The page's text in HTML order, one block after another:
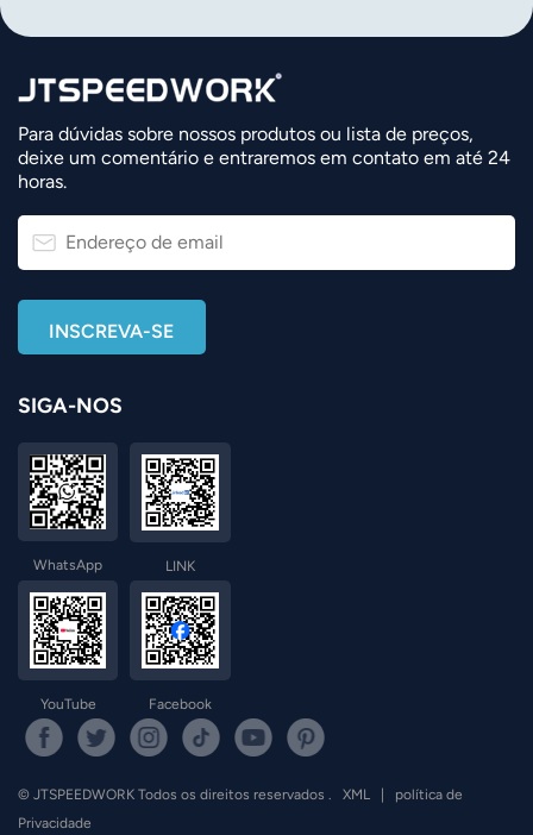
Para dúvidas sobre nossos produtos ou lista de preços,
deixe um comentário e entraremos em contato em até 24
horas.
SIGA-NOS
WhatsApp LINK
YouTube Facebook
© JTSPEEDWORK Todos os direitos reservados . XML
política de
Privacidade